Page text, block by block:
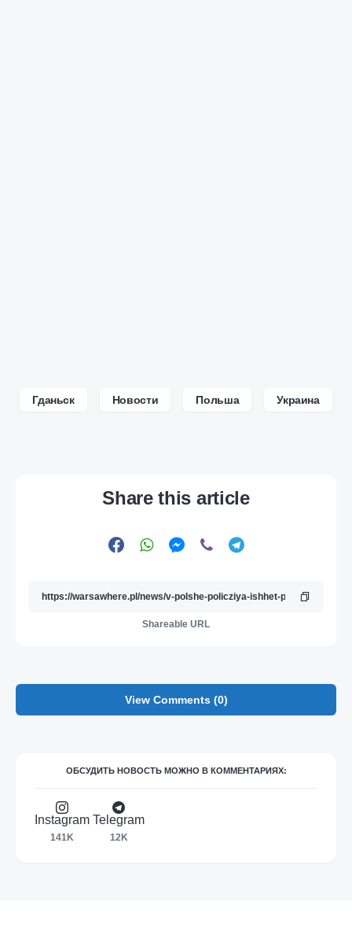
Гданьск Новости Польша Украина
Share this article
Shareable URL
View Comments (0)
ОБСУДИТЬ НОВОСТЬ МОЖНО В КОММЕНТАРИЯХ:
Instagram
141K
Telegram
12K